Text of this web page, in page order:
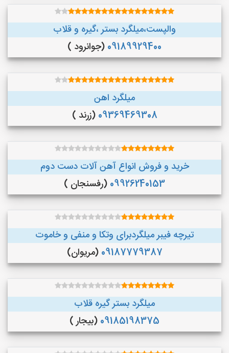
والپست،میلگرد بستر ،گیره و قلاب
09189929400 (جوانرود )
میلگرد اهن
09369469308 (زرند )
خرید و فروش انواع آهن آلات دست دوم
09926240153 (رفسنجان )
تیرچه فیبر میلگردبرای وتکا و منفی و خاموت
09187779387 (مریوان)
میلگرد بستر گیره قلاب
09185198375 (بیجار )